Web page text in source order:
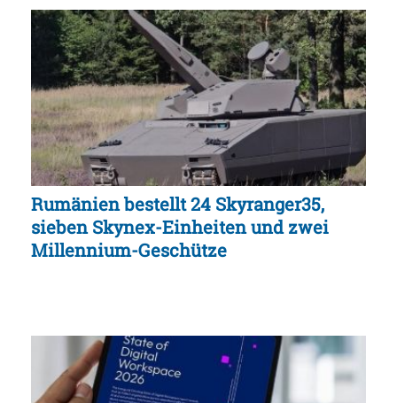
Rumänien bestellt 24 Skyranger35,
sieben Skynex-Einheiten und zwei
Millennium-Geschütze